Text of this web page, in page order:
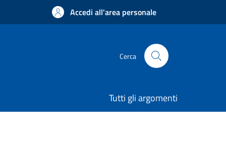
Accedi all'area personale
Cerca
Tutti gli argomenti